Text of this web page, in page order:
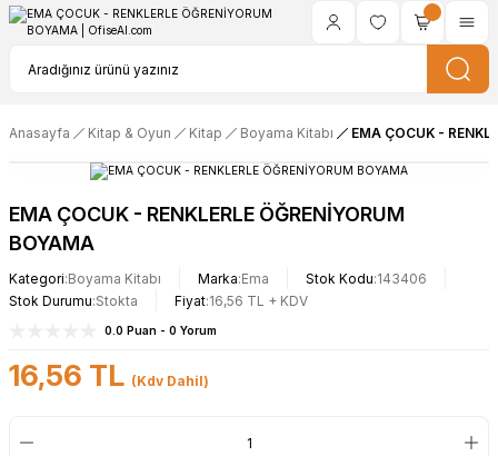
Anasayfa Kitap & Oyun Kitap Boyama Kitabı EMA ÇOCUK -
EMA ÇOCUK - RENKLERLE ÖĞRENİYORUM
BOYAMA
Kategori Boyama Kitabı Marka Ema Stok Kodu 143406
Stok Durumu Stokta Fiyat 16,56 TL + KDV
0.0 Puan - 0 Yorum
16,56 TL (Kdv Dahil)